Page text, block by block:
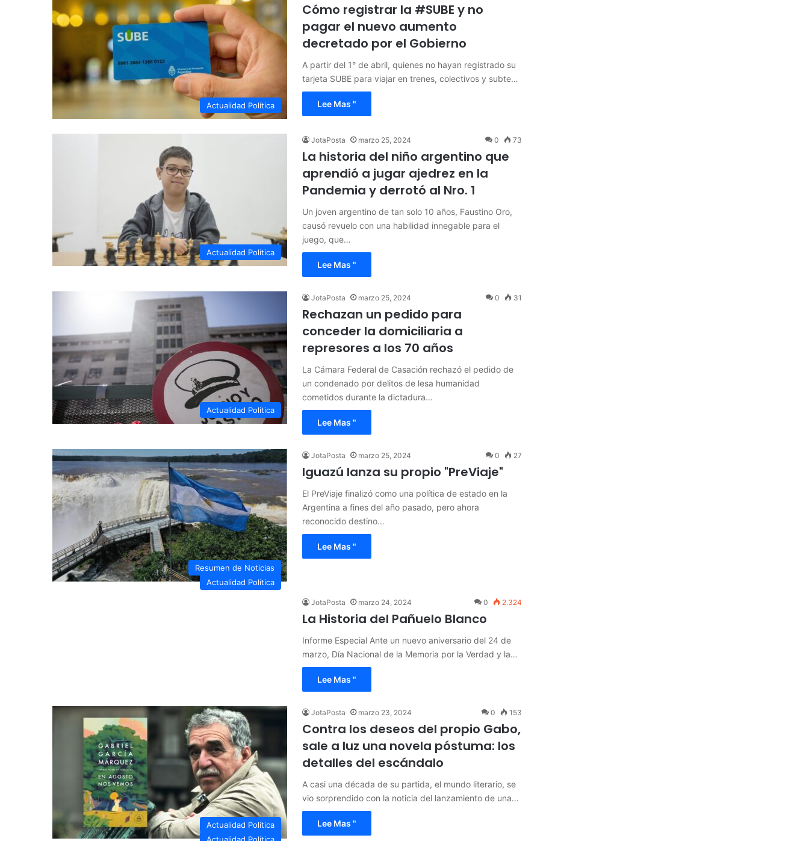
Actualidad Política
Cómo registrar la #SUBE y no
pagar el nuevo aumento
decretado por el Gobierno
A partir del 1° de abril, quienes no hayan registrado su
tarjeta SUBE para viajar en trenes, colectivos y subte…
Lee Mas "
Actualidad Política
JotaPosta marzo 25, 2024 0 73
La historia del niño argentino que
aprendió a jugar ajedrez en la
Pandemia y derrotó al Nro. 1
Un joven argentino de tan solo 10 años, Faustino Oro,
causó revuelo con una habilidad innegable para el
juego, que…
Lee Mas "
Actualidad Política
JotaPosta marzo 25, 2024 0 31
Rechazan un pedido para
conceder la domiciliaria a
represores a los 70 años
La Cámara Federal de Casación rechazó el pedido de
un condenado por delitos de lesa humanidad
cometidos durante la dictadura…
Lee Mas "
Resumen de Noticias
JotaPosta marzo 25, 2024 0 27
Iguazú lanza su propio "PreViaje"
El PreViaje finalizó como una política de estado en la
Argentina a fines del año pasado, pero ahora
reconocido destino…
Lee Mas "
Actualidad Política
JotaPosta marzo 24, 2024 0 2.324
La Historia del Pañuelo Blanco
Informe Especial Ante un nuevo aniversario del 24 de
marzo, Día Nacional de la Memoria por la Verdad y la…
Lee Mas "
Actualidad Política
JotaPosta marzo 23, 2024 0 153
Contra los deseos del propio Gabo,
sale a luz una novela póstuma: los
detalles del escándalo
A casi una década de su partida, el mundo literario, se
vio sorprendido con la noticia del lanzamiento de una…
Lee Mas "